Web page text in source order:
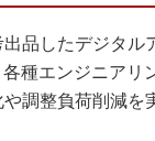
品したデジタル
各種エンジニア
調整負荷削減を